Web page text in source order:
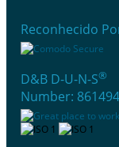
Reconhecido
D&B D-U-N-S®
Number: